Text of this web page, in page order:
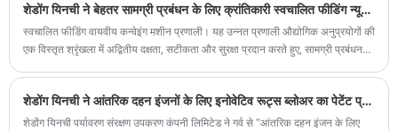
उद्योगों के लिए आवश्यक है।
शेडोंग यिनची ने बेहतर सामग्री प्रबंधन के लिए क्रांतिकारी स्वचालित फीडिंग न्यूमेटिक कन्वेइंग मशीन सिस्टम लॉन्च किया
स्वचालित फीडिंग वायवीय कन्वेइंग मशीन प्रणाली। यह उन्नत प्रणाली औद्योगिक अनुप्रयोगों की
एक विस्तृत श्रृंखला में अद्वितीय दक्षता, सटीकता और सुरक्षा प्रदान करते हुए, सामग्री प्रबंधन
शेडोंग यिनची ने आंतरिक दहन इंजनों के लिए इनोवेटिव रूट्स ब्लोअर का पेटेंट प्राप्त किया
शेडोंग यिनची पर्यावरण संरक्षण उपकरण कंपनी लिमिटेड ने गर्व से "आंतरिक दहन इंजन के लिए